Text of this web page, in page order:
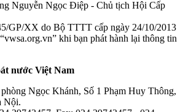
Nguyễn Ngọc Điệp - Chủ tịch Hội Cấp
GP/XX do Bộ TTTT cấp ngày 24/10/2013
khi bạn phát hành lại thông tin
nước Việt Nam
Ngọc Khánh, Số 1 Phạm Huy Thông,
Nội.